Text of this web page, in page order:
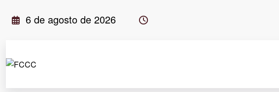
para
6 de agosto de 2026